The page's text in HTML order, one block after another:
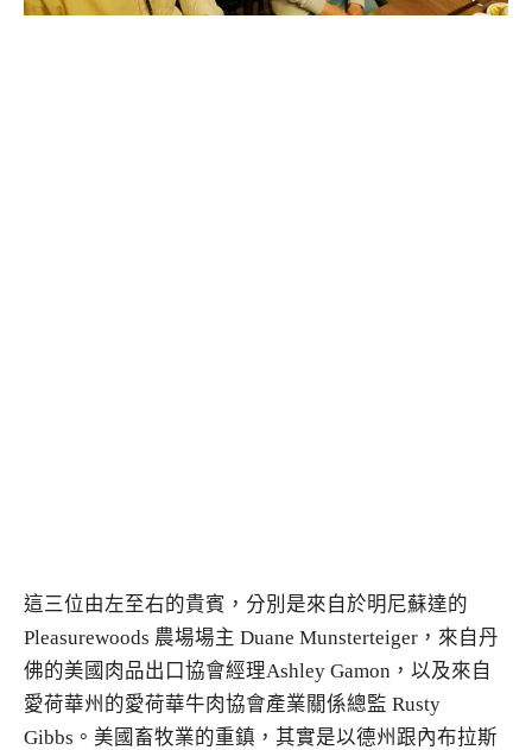
這三位由左至右的貴賓，分別是來自於明尼蘇達的
Pleasurewoods 農場場主 Duane Munsterteiger，來自丹
佛的美國肉品出口協會經理Ashley Gamon，以及來自
愛荷華州的愛荷華牛肉協會產業關係總監 Rusty
Gibbs。美國畜牧業的重鎮，其實是以德州跟內布拉斯